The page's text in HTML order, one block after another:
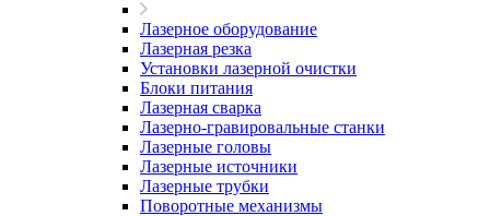
Лазерное оборудование
Лазерная резка
Установки лазерной очистки
Блоки питания
Лазерная сварка
Лазерно-гравировальные станки
Лазерные головы
Лазерные источники
Лазерные трубки
Поворотные механизмы